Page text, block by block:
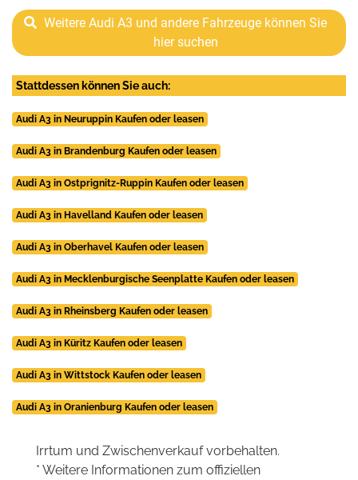
Weitere Audi A3 und andere Fahrzeuge können Sie
hier suchen
Stattdessen können Sie auch:
Audi A3 in Neuruppin Kaufen oder leasen
Audi A3 in Brandenburg Kaufen oder leasen
Audi A3 in Ostprignitz-Ruppin Kaufen oder leasen
Audi A3 in Havelland Kaufen oder leasen
Audi A3 in Oberhavel Kaufen oder leasen
Audi A3 in Mecklenburgische Seenplatte Kaufen oder leasen
Audi A3 in Rheinsberg Kaufen oder leasen
Audi A3 in Küritz Kaufen oder leasen
Audi A3 in Wittstock Kaufen oder leasen
Audi A3 in Oranienburg Kaufen oder leasen
Irrtum und Zwischenverkauf vorbehalten.
* Weitere Informationen zum offiziellen